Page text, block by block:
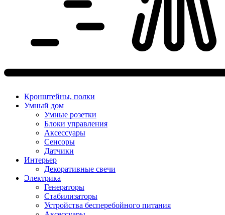
Кронштейны, полки
Умный дом
Умные розетки
Блоки управления
Аксессуары
Сенсоры
Датчики
Интерьер
Декоративные свечи
Электрика
Генераторы
Стабилизаторы
Устройства бесперебойного питания